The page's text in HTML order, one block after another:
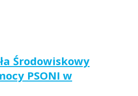
Środowiskowy
PSONI w